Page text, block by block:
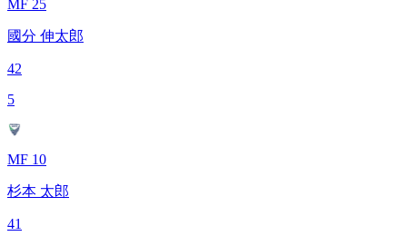
MF 25
國分 伸太郎
42
5
MF 10
杉本 太郎
41